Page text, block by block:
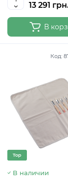
13 291
В
Код:
Top
В наличии